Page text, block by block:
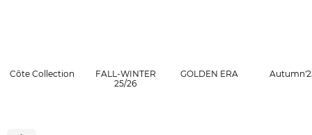
Côte Collection
FALL-WINTER
25/26
GOLDEN ERA